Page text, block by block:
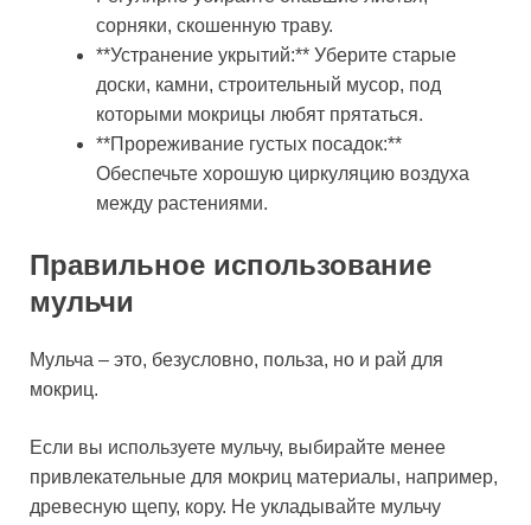
сорняки, скошенную траву.
**Устранение укрытий:** Уберите старые
доски, камни, строительный мусор, под
которыми мокрицы любят прятаться.
**Прореживание густых посадок:**
Обеспечьте хорошую циркуляцию воздуха
между растениями.
Правильное использование
мульчи
Мульча – это, безусловно, польза, но и рай для
мокриц.
Если вы используете мульчу, выбирайте менее
привлекательные для мокриц материалы, например,
древесную щепу, кору. Не укладывайте мульчу